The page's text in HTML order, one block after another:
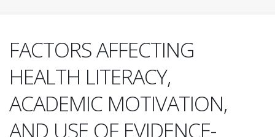
FACTORS AFFECTING
HEALTH LITERACY,
ACADEMIC MOTIVATION,
AND USE OF EVIDENCE-